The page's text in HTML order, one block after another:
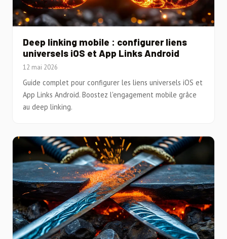
Deep linking mobile : configurer liens
universels iOS et App Links Android
12 mai 2026
Guide complet pour configurer les liens universels iOS et
App Links Android. Boostez l'engagement mobile grâce
au deep linking.